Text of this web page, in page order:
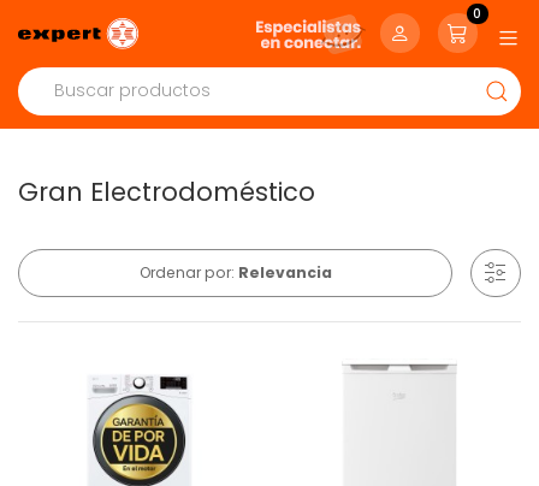
0
Gran Electrodoméstico
Ordenar por: Relevancia